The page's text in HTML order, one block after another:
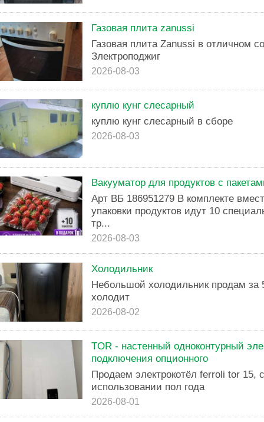
Газовая плита zanussi
Газовая плита Zanussi в отличном
Злектроподжиг
2026-08-03
куплю кунг слесарный
куплю кунг слесарный в сборе
2026-08-03
Вакууматор для продуктов с
Арт ВБ 186951279 В комплекте
упаковки продуктов идут 10
тр...
2026-08-03
Холодильник
Небольшой холодильник продам за
холодит
2026-08-02
TOR - настенный одноконтурный
подключения опционного
Продаем электрокотёл ferroli tor 15,
использовании пол года
2026-08-01